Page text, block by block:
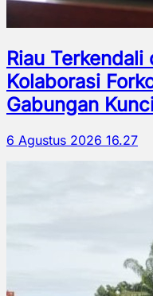
Riau Terkendali
Kolaborasi
Gabungan
6 Agustus 2026 16.27